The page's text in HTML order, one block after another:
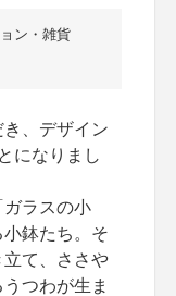
ン・雑貨
、デザイン
になりまし
ラスの小
鉢たち。そ
て、ささや
つわが生ま